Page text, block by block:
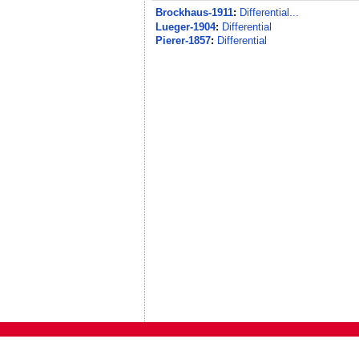
Brockhaus-1911: Differential...
Lueger-1904: Differential
Pierer-1857: Differential